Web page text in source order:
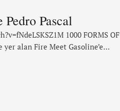
Pascal
1000 FORMS OF
alan Fire Meet Gasoline’e
merhum Red Viper’ı Oberyn